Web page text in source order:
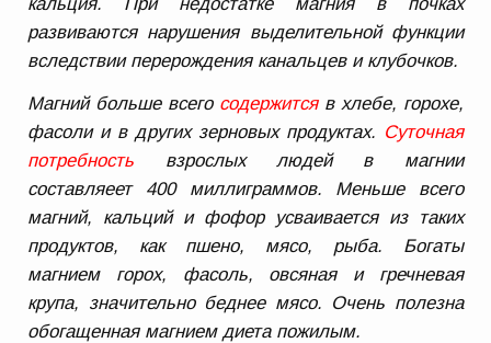
развиваются нарушения выделительной функции
вследствии перерождения канальцев и клубочков.
Магний больше всего содержитсяв хлебе, горохе,
фасоли и в других зерновых продуктах. Суточная
потребность взрослых людей в магнии
составляеет 400 миллиграммов. Меньше всего
магний, кальций и фофор усваивается из таких
продуктов, как пшено, мясо, рыба. Богаты
магнием горох, фасоль, овсяная и гречневая
крупа, значительно беднее мясо. Очень полезна
обогащенная магнием диета пожилым.